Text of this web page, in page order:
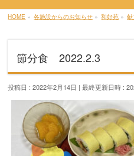
HOME » 各施設からのお知らせ » 和好苑 » 献
節分食 2022.2.3
投稿日 : 2022年2月14日 最終更新日時 :